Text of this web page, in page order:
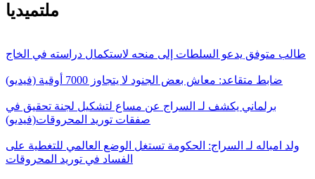
ملتميديا
طالب متوفق يدعو السلطات إلى منحه لاستكمال دراسته في الخاج
ضابط متقاعد: معاش بعض الجنود لا يتجاوز 7000 أوقية (فيديو)
برلماني يكشف لـ السراج عن مساع لتشكيل لجنة تحقيق في
صفقات توريد المحروقات(فيديو)
ولد امباله لـ السراج: الحكومة تستغل الوضع العالمي للتغطية على
الفساد في توريد المحروقات